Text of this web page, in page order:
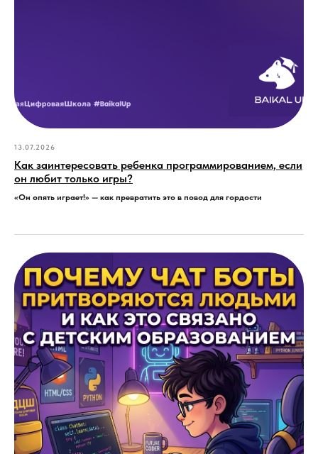
13.07.2026
Как заинтересовать ребенка программированием, если
он любит только игры?
«Он опять играет!» — как превратить это в повод для гордости